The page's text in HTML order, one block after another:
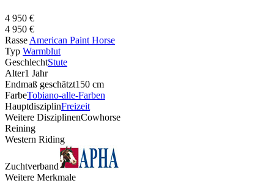
4 950 €
4 950 €
Rasse American Paint Horse
Typ Warmblut
GeschlechtStute
Alter1 Jahr
Endmaß geschätzt150 cm
FarbeTobiano-alle-Farben
HauptdisziplinFreizeit
Weitere DisziplinenCowhorse
Reining
Western Riding
Zuchtverband
Weitere Merkmale